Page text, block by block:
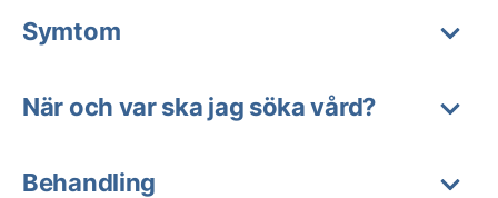
Symtom
När och var ska jag söka vård?
Behandling